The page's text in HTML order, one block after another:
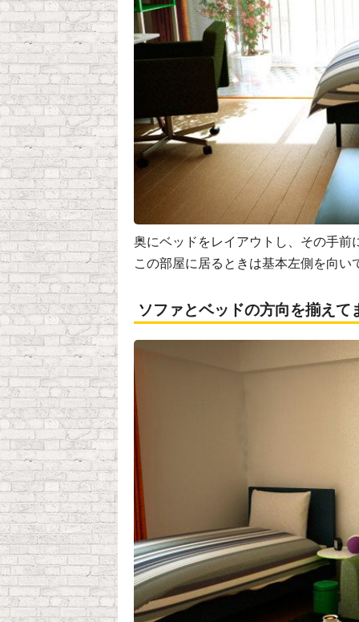
奥にベッドをレイアウトし、その手前
この部屋に居るときは基本左側を向
ソファとベッドの方向を揃えて